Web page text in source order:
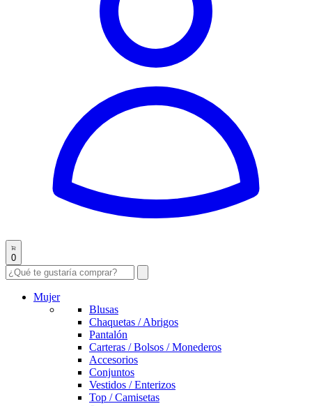
0
Mujer
Blusas
Chaquetas / Abrigos
Pantalón
Carteras / Bolsos / Monederos
Accesorios
Conjuntos
Vestidos / Enterizos
Top / Camisetas